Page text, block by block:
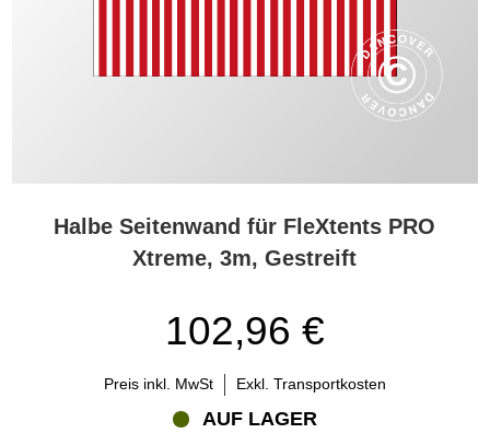
Halbe Seitenwand für FleXtents PRO
Xtreme, 3m, Gestreift
102,96 €
Preis inkl. MwSt Exkl. Transportkosten
AUF LAGER